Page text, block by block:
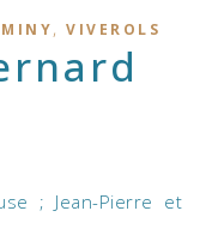
, VIVEROLS